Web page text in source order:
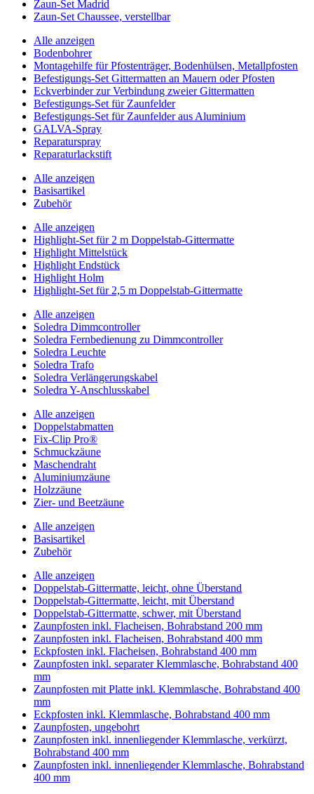
Zaun-Set Madrid
Zaun-Set Chaussee, verstellbar
Alle anzeigen
Bodenbohrer
Montagehilfe für Pfostenträger, Bodenhülsen, Metallpfosten
Befestigungs-Set Gittermatten an Mauern oder Pfosten
Eckverbinder zur Verbindung zweier Gittermatten
Befestigungs-Set für Zaunfelder
Befestigungs-Set für Zaunfelder aus Aluminium
GALVA-Spray
Reparaturspray
Reparaturlackstift
Alle anzeigen
Basisartikel
Zubehör
Alle anzeigen
Highlight-Set für 2 m Doppelstab-Gittermatte
Highlight Mittelstück
Highlight Endstück
Highlight Holm
Highlight-Set für 2,5 m Doppelstab-Gittermatte
Alle anzeigen
Soledra Dimmcontroller
Soledra Fernbedienung zu Dimmcontroller
Soledra Leuchte
Soledra Trafo
Soledra Verlängerungskabel
Soledra Y-Anschlusskabel
Alle anzeigen
Doppelstabmatten
Fix-Clip Pro®
Schmuckzäune
Maschendraht
Aluminiumzäune
Holzzäune
Zier- und Beetzäune
Alle anzeigen
Basisartikel
Zubehör
Alle anzeigen
Doppelstab-Gittermatte, leicht, ohne Überstand
Doppelstab-Gittermatte, leicht, mit Überstand
Doppelstab-Gittermatte, schwer, mit Überstand
Zaunpfosten inkl. Flacheisen, Bohrabstand 200 mm
Zaunpfosten inkl. Flacheisen, Bohrabstand 400 mm
Eckpfosten inkl. Flacheisen, Bohrabstand 400 mm
Zaunpfosten inkl. separater Klemmlasche, Bohrabstand 400
mm
Zaunpfosten mit Platte inkl. Klemmlasche, Bohrabstand 400
mm
Eckpfosten inkl. Klemmlasche, Bohrabstand 400 mm
Zaunpfosten, ungebohrt
Zaunpfosten inkl. innenliegender Klemmlasche, verkürzt,
Bohrabstand 400 mm
Zaunpfosten inkl. innenliegender Klemmlasche, Bohrabstand
400 mm